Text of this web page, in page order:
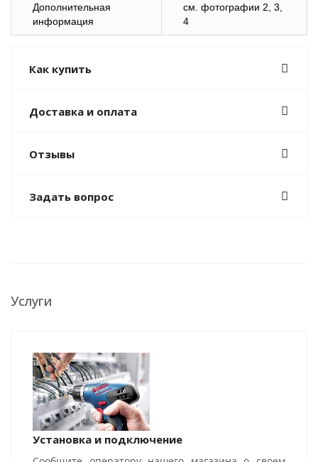
Дополнительная
информация
cм. фотографии 2, 3,
4
Как купить
Доставка и оплата
Отзывы
Задать вопрос
Услуги
Установка и подключение